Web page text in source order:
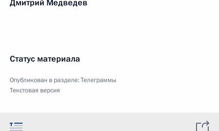
Дмитрий Медведев
Статус материала
Опубликован в разделе:Телеграммы
Текстовая версия